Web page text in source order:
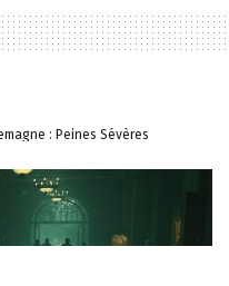
: Peines Sévères